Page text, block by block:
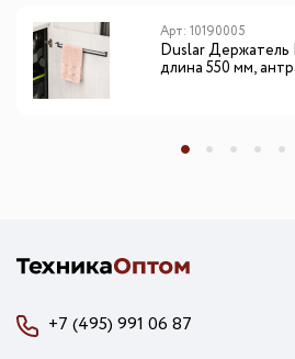
Арт: 10190005
Duslar Держатель
длина 550 мм,
+7 (495) 991 06 87